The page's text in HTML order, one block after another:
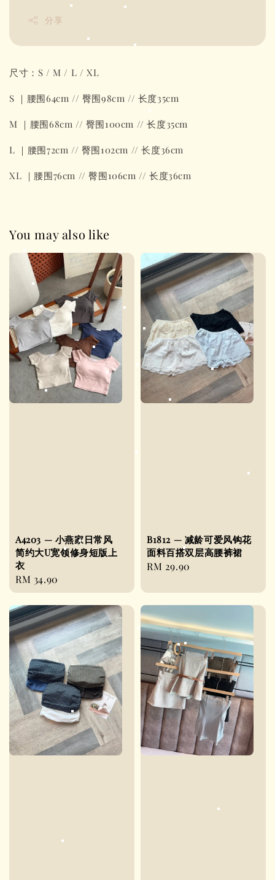
分享
尺寸：S / M / L / XL
S ｜腰围64cm // 臀围98cm // 长度35cm
M ｜腰围68cm // 臀围100cm // 长度35cm
L ｜腰围72cm // 臀围102cm // 长度36cm
XL ｜腰围76cm // 臀围106cm // 长度36cm
You may also like
A4203 — 小燕家日常风
简约大U宽领修身短版上
衣
Regular
price
RM 34.90
B1812 — 减龄可爱风钩花
面料百搭双层高腰裤裙
Regular
RM 29.90